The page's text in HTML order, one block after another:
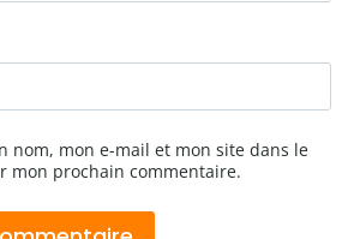
nom, mon e-mail et mon site dans le
mon prochain commentaire.